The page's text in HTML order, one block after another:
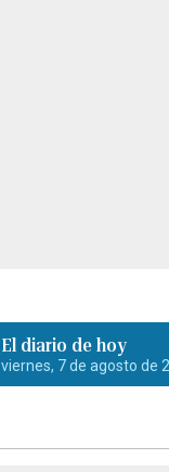
El diario de hoy
viernes, 7 de agosto de